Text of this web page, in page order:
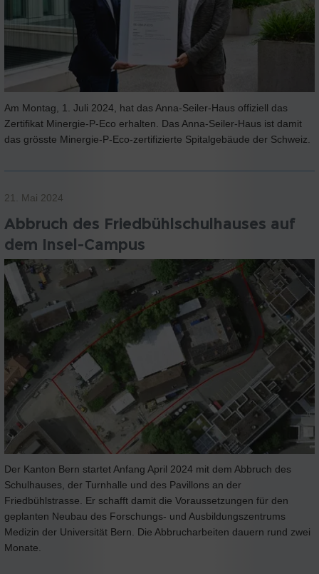
Am Montag, 1. Juli 2024, hat das Anna-Seiler-Haus offiziell das
Zertifikat Minergie-P-Eco erhalten. Das Anna-Seiler-Haus ist damit
das grösste Minergie-P-Eco-zertifizierte Spitalgebäude der Schweiz.
21. Mai 2024
Abbruch des Friedbühlschulhauses auf
dem Insel-Campus
Der Kanton Bern startet Anfang April 2024 mit dem Abbruch des
Schulhauses, der Turnhalle und des Pavillons an der
Friedbühlstrasse. Er schafft damit die Voraussetzungen für den
geplanten Neubau des Forschungs- und Ausbildungszentrums
Medizin der Universität Bern. Die Abbrucharbeiten dauern rund zwei
Monate.